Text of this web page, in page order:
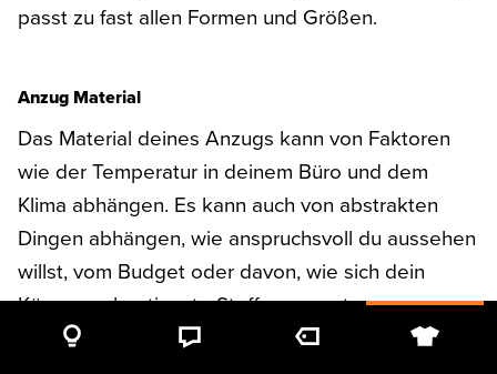
passt zu fast allen Formen und Größen.
Anzug Material
Das Material deines Anzugs kann von Faktoren
wie der Temperatur in deinem Büro und dem
Klima abhängen. Es kann auch von abstrakten
Dingen abhängen, wie anspruchsvoll du aussehen
willst, vom Budget oder davon, wie sich dein
Körper an bestimmte Stoffe anpasst.